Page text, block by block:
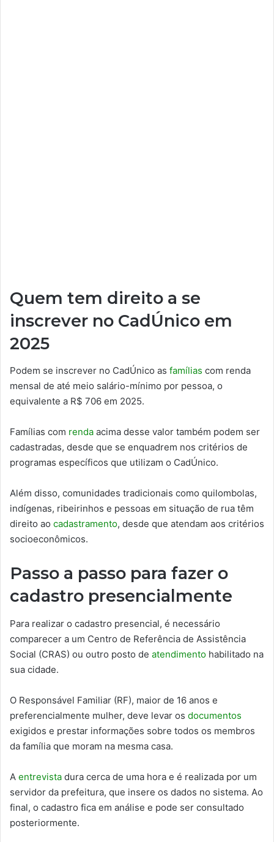
Quem tem direito a se
inscrever no CadÚnico em
2025
Podem se inscrever no CadÚnico as famílias com renda
mensal de até meio salário-mínimo por pessoa, o
equivalente a R$ 706 em 2025.
Famílias com renda acima desse valor também podem ser
cadastradas, desde que se enquadrem nos critérios de
programas específicos que utilizam o CadÚnico.
Além disso, comunidades tradicionais como quilombolas,
indígenas, ribeirinhos e pessoas em situação de rua têm
direito ao cadastramento, desde que atendam aos critérios
socioeconômicos.
Passo a passo para fazer o
cadastro presencialmente
Para realizar o cadastro presencial, é necessário
comparecer a um Centro de Referência de Assistência
Social (CRAS) ou outro posto de atendimento habilitado na
sua cidade.
O Responsável Familiar (RF), maior de 16 anos e
preferencialmente mulher, deve levar os documentos
exigidos e prestar informações sobre todos os membros
da família que moram na mesma casa.
A entrevista dura cerca de uma hora e é realizada por um
servidor da prefeitura, que insere os dados no sistema. Ao
final, o cadastro fica em análise e pode ser consultado
posteriormente.